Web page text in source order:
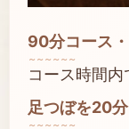
90分コース
コース時間内
足つぼを20